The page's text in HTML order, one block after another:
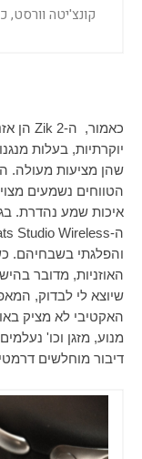
כאמור, ה-Zik 2 הן
יוקרתיות, בעלות
שהן מציעות מעולה.
הטווחים נשמעים
איכות שמע נהדרת.
ה-Studio Wireless
והפלגתי בשבחיהם.
האוזניות, מדובר
שיוצא לי לבדוק,
האקטיבי לא מציק
מנוע, מזגן וכו'
דיבור מוחלשים